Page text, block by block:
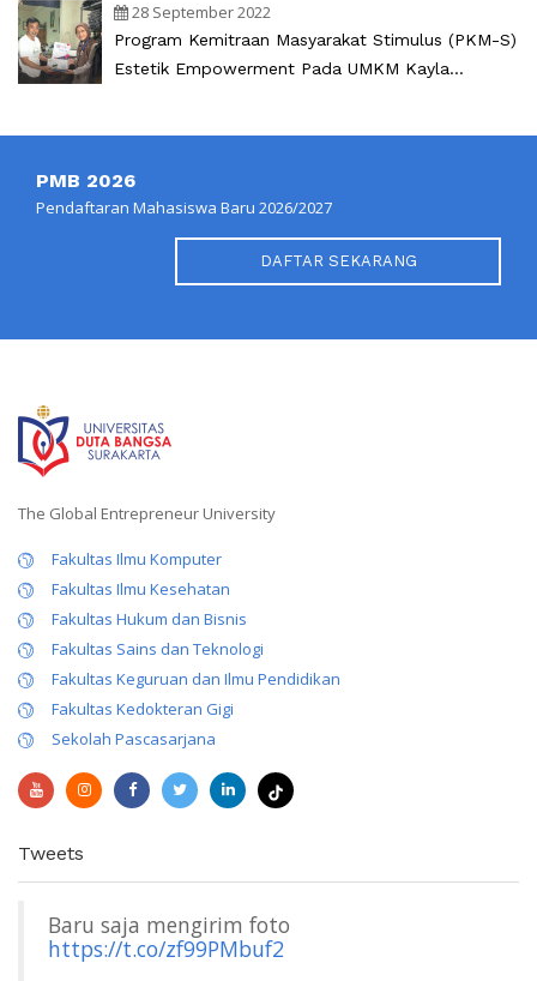
28 September 2022
Program Kemitraan Masyarakat Stimulus (PKM-S)
Estetik Empowerment Pada UMKM Kayla
PMB 2026
Pendaftaran Mahasiswa Baru 2026/2027
DAFTAR SEKARANG
The Global Entrepreneur University
Fakultas Ilmu Komputer
Fakultas Ilmu Kesehatan
Fakultas Hukum dan Bisnis
Fakultas Sains dan Teknologi
Fakultas Keguruan dan Ilmu Pendidikan
Fakultas Kedokteran Gigi
Sekolah Pascasarjana
Tweets
Baru saja mengirim foto
https://t.co/zf99PMbuf2